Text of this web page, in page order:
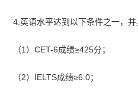
4.英语水平达到以下条件之一，并
（1）CET-6成绩≥425分；
（2）IELTS成绩≥6.0；